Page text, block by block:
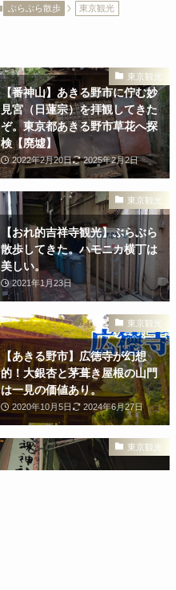
ぶらぶら散歩 東京観光
東京観光
【番神山】あきる野市に佇む妙
見宮（日蓮宗）を拝観してきた
ぞ。東京都あきる野市草花へ探
検【廃墟】
2022年2月20日 2025年2月2日
東京観光
【おれ的吉祥寺観光】ぶらぶら
散歩してきた。ハモニカ横丁は
美しい。
2021年1月23日
東京観光
【あきる野市】広徳寺が幻想
的！大銀杏と茅葺き屋根の山門
は一見の価値あり。
2020年10月5日 2024年6月27日
東京観光